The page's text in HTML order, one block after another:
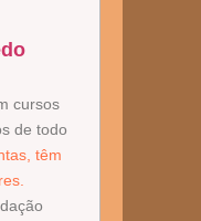
cursos
de todo
têm